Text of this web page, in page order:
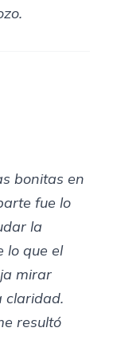
bonitas en
fue lo
la
lo que el
mirar
claridad.
resultó